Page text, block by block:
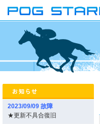
2023/09/09 故障
★更新不具合復旧